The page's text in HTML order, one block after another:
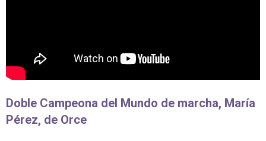
Doble Campeona del Mundo de marcha, María
Pérez, de Orce